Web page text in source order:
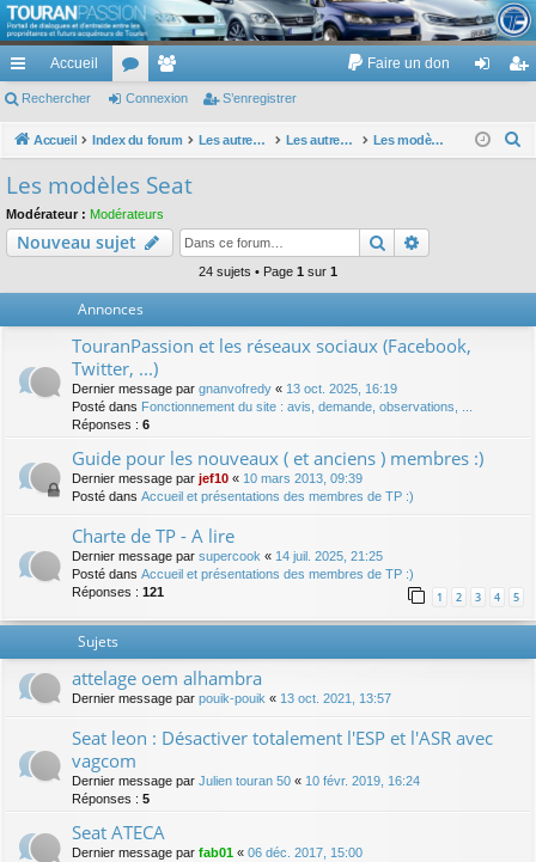
TouranPassion
Le forum des propriétaires ou futurs acquéreurs du Volkswagen Touran
cc
ès
pi
de
Accueil
or
u
e
m
Faire un don
ne nr
Rechercher Connexion S’enregistrer
Accueil Index du forum Les autres voitures et ce qui touche à la voiture Les autres modèles du groupe VW Les modèles Seat
c
Les modèles Seat
Modérateur : Modérateurs
Nouveau sujet Rechercher
24 sujets • Page 1 sur 1
Annonces
TouranPassion et les réseaux sociaux (Facebook,
Twitter, ...)
Dernier message par gnanvofredy « 13 oct. 2025, 16:19
Posté dans Fonctionnement du site : avis, demande, observations, ...
Réponses : 6
Guide pour les nouveaux ( et anciens ) membres :)
Dernier message par jef10 « 10 mars 2013, 09:39
Posté dans Accueil et présentations des membres de TP :)
Charte de TP - A lire
Dernier message par supercook « 14 juil. 2025, 21:25
Posté dans Accueil et présentations des membres de TP :)
Réponses : 121 1 2 3 4 5
Sujets
attelage oem alhambra
Dernier message par pouik-pouik « 13 oct. 2021, 13:57
Seat leon : Désactiver totalement l'ESP et l'ASR avec
vagcom
Dernier message par Julien touran 50 « 10 févr. 2019, 16:24
Réponses : 5
Seat ATECA
Dernier message par fab01 « 06 déc. 2017, 15:00